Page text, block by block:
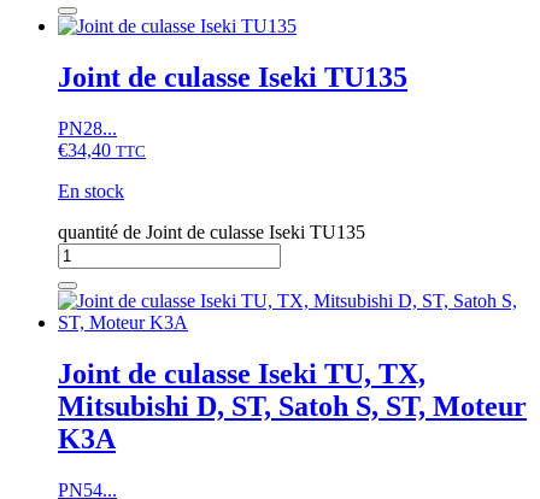
Joint de culasse Iseki TU135
PN28...
€34,40 TTC
En stock
quantité de Joint de culasse Iseki TU135
Joint de culasse Iseki TU, TX,
Mitsubishi D, ST, Satoh S, ST, Moteur
K3A
PN54...